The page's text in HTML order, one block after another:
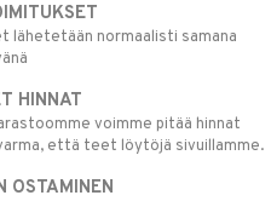
lähetetään normaalisti samana
HINNAT
voimme pitää hinnat
että teet löytöjä sivuillamme.
OSTAMINEN